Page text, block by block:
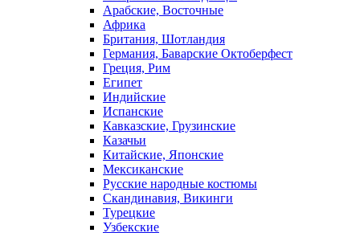
Арабские, Восточные
Африка
Британия, Шотландия
Германия, Баварские Октоберфест
Греция, Рим
Египет
Индийские
Испанские
Кавказские, Грузинские
Казачьи
Китайские, Японские
Мексиканские
Русские народные костюмы
Скандинавия, Викинги
Турецкие
Узбекские